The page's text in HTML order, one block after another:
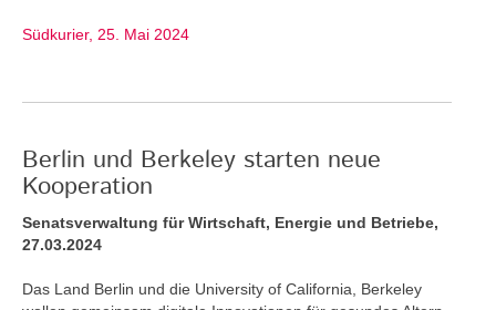
Südkurier, 25. Mai 2024
Berlin und Berkeley starten neue
Kooperation
Senatsverwaltung für Wirtschaft, Energie und Betriebe,
27.03.2024
Das Land Berlin und die University of California, Berkeley